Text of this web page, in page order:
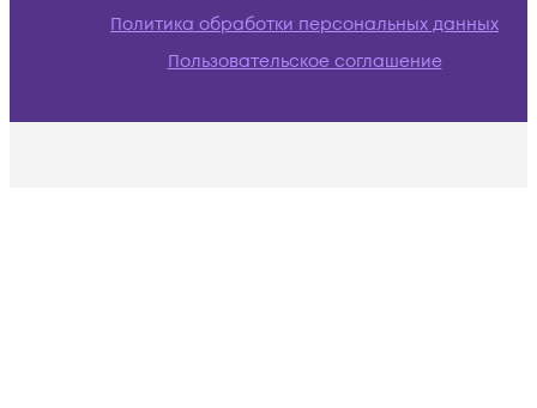
Политика обработки персональных данных
Пользовательское соглашение